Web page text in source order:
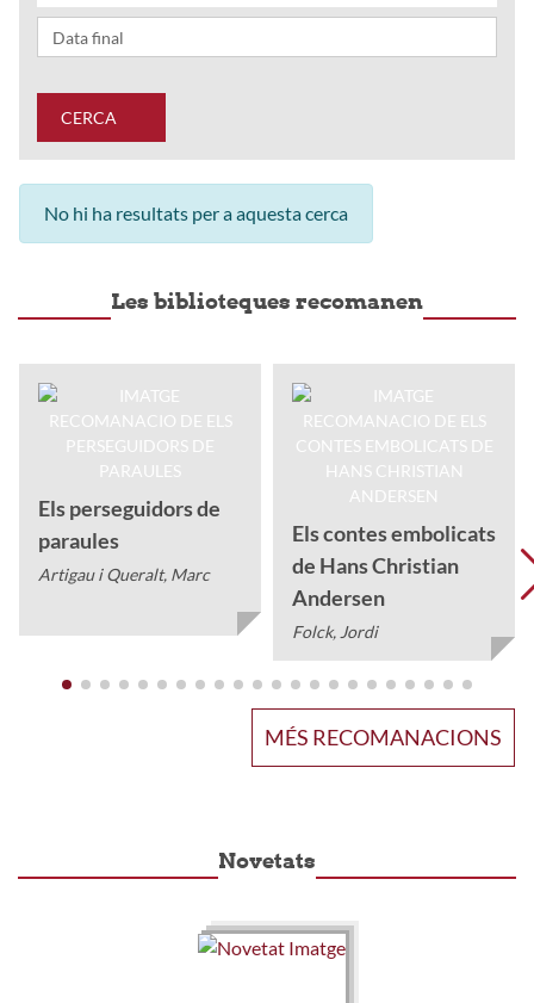
CERCA
No hi ha resultats per a aquesta cerca
Les biblioteques recomanen
Els perseguidors de
paraules
Artigau i Queralt, Marc
Els contes embolicats
de Hans Christian
Andersen
Folck, Jordi
MÉS RECOMANACIONS
Novetats